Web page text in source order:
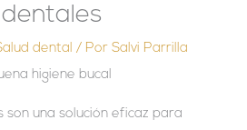
dental / PorSalvi Parrilla
higiene bucal
son una solución eficaz para